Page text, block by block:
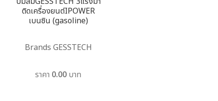
ติดเครื่องยนต์IPOWER
เบนซิน (gasoline)
Brands GESSTECH
ราคา 0.00 บาท